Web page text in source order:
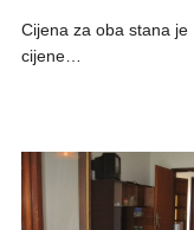
Cijena za oba stana
cijene…